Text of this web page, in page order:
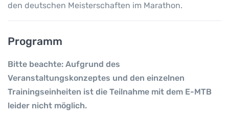
den deutschen Meisterschaften im Marathon.
Programm
Bitte beachte: Aufgrund des
Veranstaltungskonzeptes und den einzelnen
Trainingseinheiten ist die Teilnahme mit dem E-MTB
leider nicht möglich.